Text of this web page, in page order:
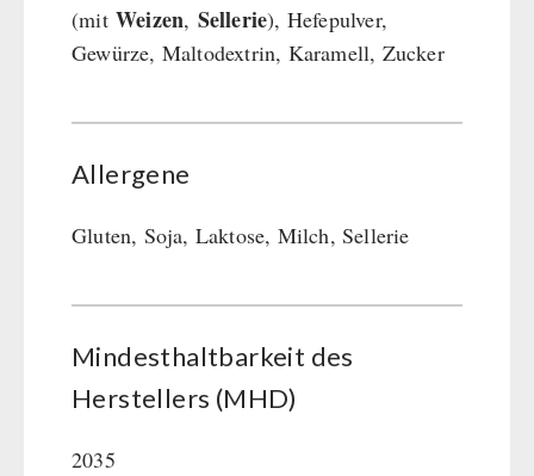
(mit Weizen, Sellerie), Hefepulver,
Gewürze, Maltodextrin, Karamell, Zucker
Allergene
Gluten, Soja, Laktose, Milch, Sellerie
Mindesthaltbarkeit des
Herstellers (MHD)
2035